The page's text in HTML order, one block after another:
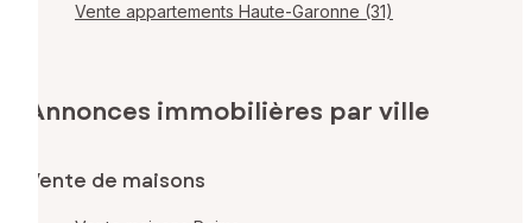
Vente appartements Haute-Garonne (31)
Annonces immobilières par ville
Vente de maisons